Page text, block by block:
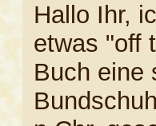
Hallo Ihr,
etwas "off
Buch eine